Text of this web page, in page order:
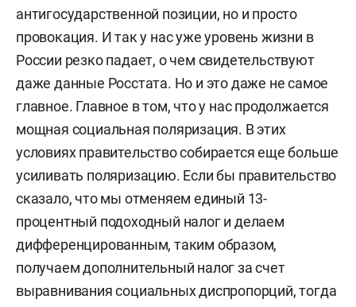
антигосударственной позиции, но и просто
провокация. И так у нас уже уровень жизни в
России резко падает, о чем свидетельствуют
даже данные Росстата. Но и это даже не самое
главное. Главное в том, что у нас продолжается
мощная социальная поляризация. В этих
условиях правительство собирается еще больше
усиливать поляризацию. Если бы правительство
сказало, что мы отменяем единый 13-
процентный подоходный налог и делаем
дифференцированным, таким образом,
получаем дополнительный налог за счет
выравнивания социальных диспропорций, тогда